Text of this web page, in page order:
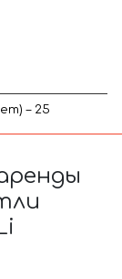
– 25